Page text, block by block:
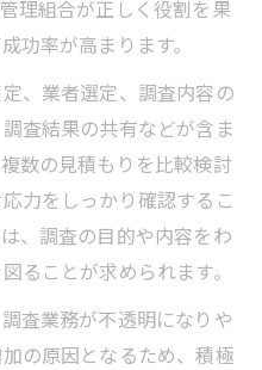
理組合が正しく役割を果
功率が高まります。
、業者選定、調査内容の
査結果の共有などが含ま
数の見積もりを比較検討
力をしっかり確認するこ
、調査の目的や内容をわ
ることが求められます。
査業務が不透明になりや
の原因となるため、積極